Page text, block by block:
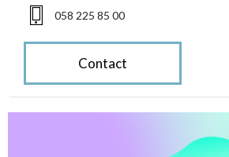
058 225 85 00
Contact